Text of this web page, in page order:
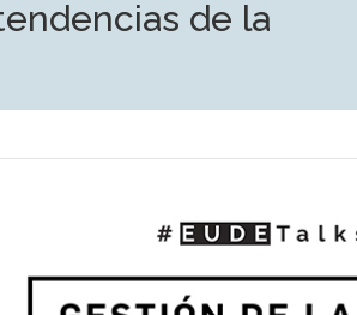
de la